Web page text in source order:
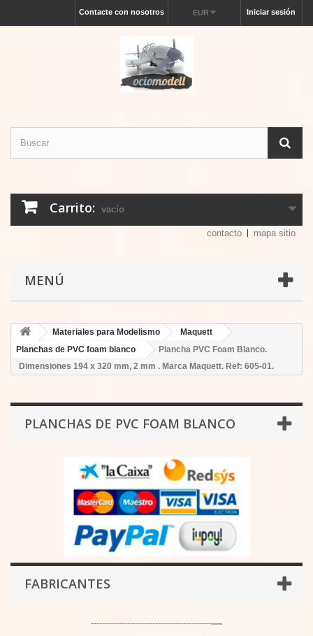
Iniciar sesión
EUR
Contacte con nosotros
Carrito: vacío
contacto mapa sitio
MENÚ
Materiales para Modelismo
Maquett
Planchas de PVC foam blanco
Plancha PVC Foam Blanco.
Dimensiones 194 x 320 mm, 2 mm . Marca Maquett. Ref: 605-01.
PLANCHAS DE PVC FOAM BLANCO
FABRICANTES
-----------------------------------------------